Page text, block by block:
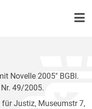
Novelle 2005" BGBl.
49/2005.
Justiz, Museumstr 7,